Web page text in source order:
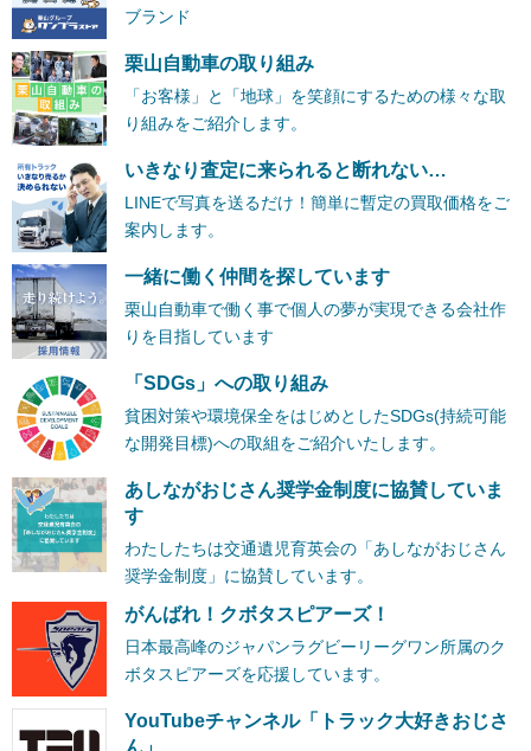
ブランド
栗山自動車の取り組み
「お客様」と「地球」を笑顔にするための様々な取
り組みをご紹介します。
いきなり査定に来られると断れない…
LINEで写真を送るだけ！簡単に暫定の買取価格をご
案内します。
一緒に働く仲間を探しています
栗山自動車で働く事で個人の夢が実現できる会社作
りを目指しています
「SDGs」への取り組み
貧困対策や環境保全をはじめとしたSDGs(持続可能
な開発目標)への取組をご紹介いたします。
あしながおじさん奨学金制度に協賛していま
す
わたしたちは交通遺児育英会の「あしながおじさん
奨学金制度」に協賛しています。
がんばれ！クボタスピアーズ！
日本最高峰のジャパンラグビーリーグワン所属のク
ボタスピアーズを応援しています。
YouTubeチャンネル「トラック大好きおじさ
ん」